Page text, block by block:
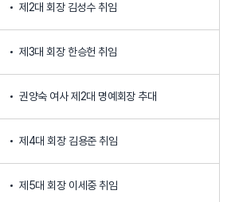
제2대 회장 김성수 취임
제3대 회장 한승헌 취임
권양숙 여사 제2대 명예회장 추대
제4대 회장 김용준 취임
제5대 회장 이세중 취임